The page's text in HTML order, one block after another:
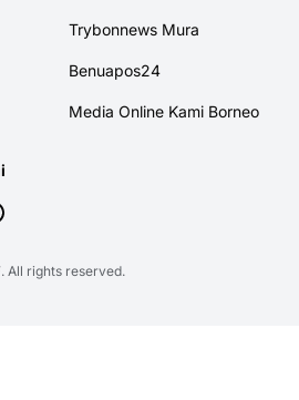
Trybonnews Mura
Benuapos24
Media Online Kami Borneo
. All rights reserved.